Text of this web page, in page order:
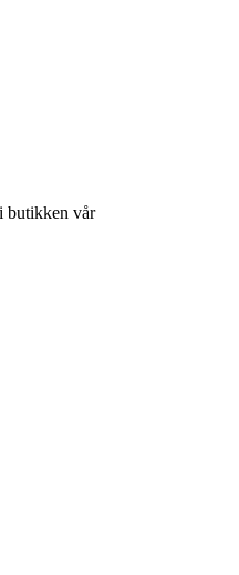
butikken vår